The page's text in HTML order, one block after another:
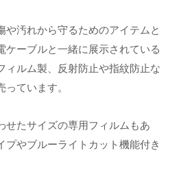
や汚れから守るためのアイテムと
ケーブルと一緒に展示されている
ィルム製、反射防止や指紋防止な
ています。
せたサイズの専用フィルムもあ
プやブルーライトカット機能付き